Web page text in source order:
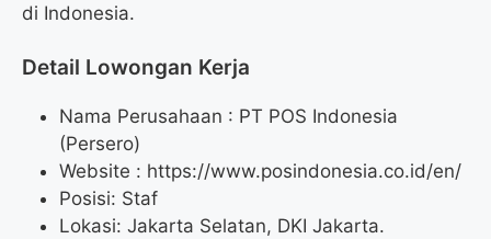
di Indonesia.
Detail Lowongan Kerja
Nama Perusahaan : PT POS Indonesia
(Persero)
Website : https://www.posindonesia.co.id/en/
Posisi: Staf
Lokasi: Jakarta Selatan, DKI Jakarta.